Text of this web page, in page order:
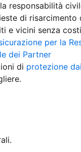
responsabilità
di risarcimento
e vicini senza
per la
dei Partner
di protezione